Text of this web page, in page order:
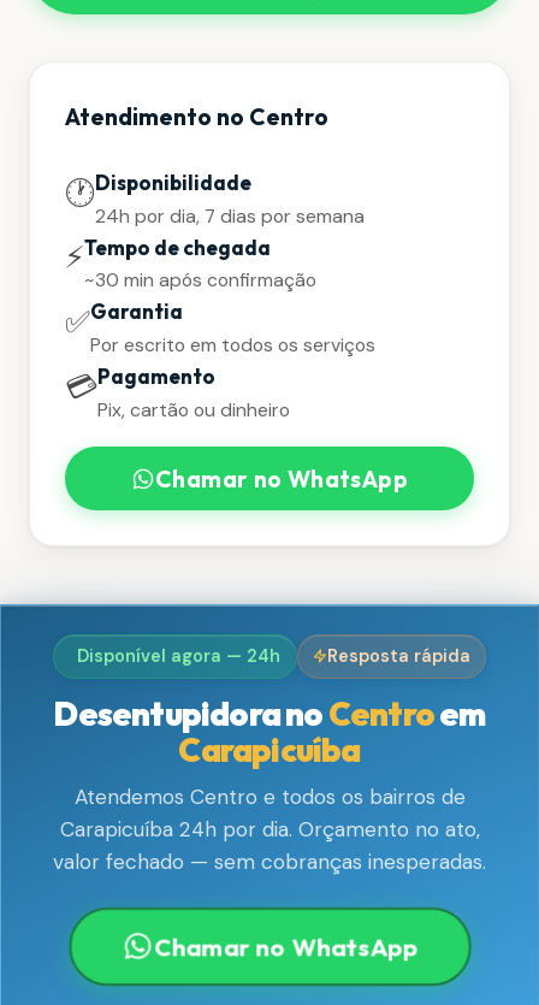
Atendimento no Centro
🕐Disponibilidade
24h por dia, 7 dias por semana
⚡Tempo de chegada
~30 min após confirmação
✅Garantia
Por escrito em todos os serviços
💳Pagamento
Pix, cartão ou dinheiro
Chamar no WhatsApp
Disponível agora — 24h Resposta rápida
Desentupidora noCentroem
Carapicuíba
Atendemos Centro e todos os bairros de
Carapicuíba 24h por dia. Orçamento no ato,
valor fechado — sem cobranças inesperadas.
Chamar no WhatsApp